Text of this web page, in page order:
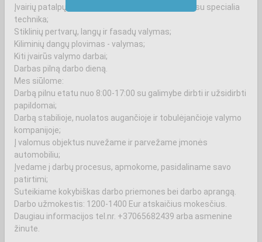
Įvairių patalpų generalinis, postatybinis valymas su specialia
technika;
Stiklinių pertvarų, langų ir fasadų valymas;
Kiliminių dangų plovimas - valymas;
Kiti įvairūs valymo darbai;
Darbas pilną darbo dieną.
Mes siūlome:
Darbą pilnu etatu nuo 8:00-17:00 su galimybe dirbti ir užsidirbti
papildomai;
Darbą stabilioje, nuolatos augančioje ir tobulėjančioje valymo
kompanijoje;
Į valomus objektus nuvežame ir parvežame įmonės
automobiliu;
Įvedame į darbų procesus, apmokome, pasidaliname savo
patirtimi;
Suteikiame kokybiškas darbo priemones bei darbo aprangą.
Darbo užmokestis: 1200-1400 Eur atskaičius mokesčius.
Daugiau informacijos tel.nr. +37065682439 arba asmenine
žinute.